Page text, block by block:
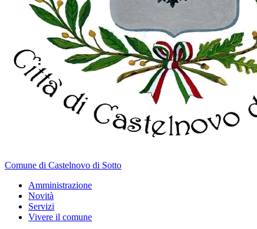
Comune di Castelnovo di Sotto
Amministrazione
Novità
Servizi
Vivere il comune